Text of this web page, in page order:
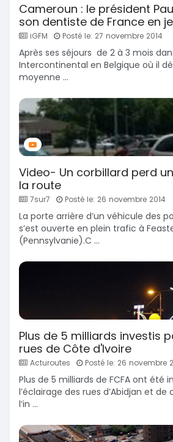
Cameroun : le président
son dentiste de France en
iGFM Posté le: 27 novembre 2014
Après ses séjours de 2 à 3 mois
Intercontinental en Belgique où il
moyenne ...
Video- Un corbillard perd
la route
7sur7 Posté le: 26 novembre 2014
La porte arrière d’un véhicule des
s’est ouverte en plein trafic à
(Pennsylvanie).C ...
Plus de 5 milliards investis
rues de Côte d'Ivoire
Acturoutes Posté le: 26 novembre
Plus de 5 milliards de FCFA ont été
l’éclairage des rues d’Abidjan et de
l’in ...